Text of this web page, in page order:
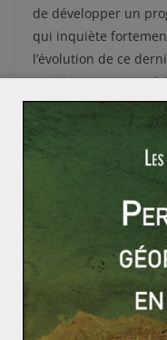
de développer un
qui inquiète
l’évolution de ce
positionnement
toujours une priorité
Par ailleurs, dominer
dominer le monde,
puisque la région
mondiales prouvées
présence militaire et
pourraient couper
hydrocarbures en
Etat. Il s’agit, ici,
puisqu’en 2015,